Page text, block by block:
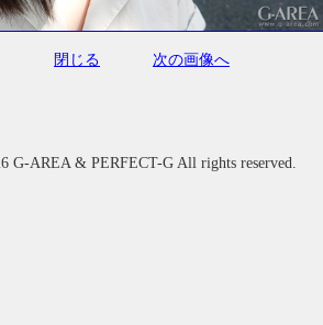
閉じる 次の画像へ
G-AREA & PERFECT-G All rights reserved.